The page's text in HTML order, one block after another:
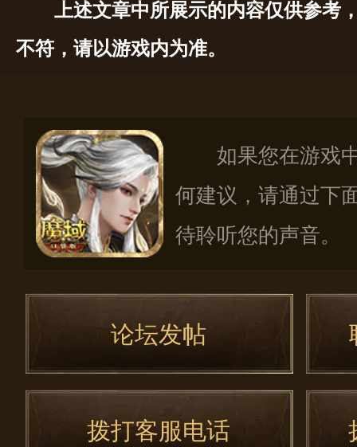
上述文章中所展示的内容仅供参考
不符，请以游戏内为准。
如果您在游戏
何建议，请通过下
待聆听您的声音。
论坛发帖
拨打客服电话